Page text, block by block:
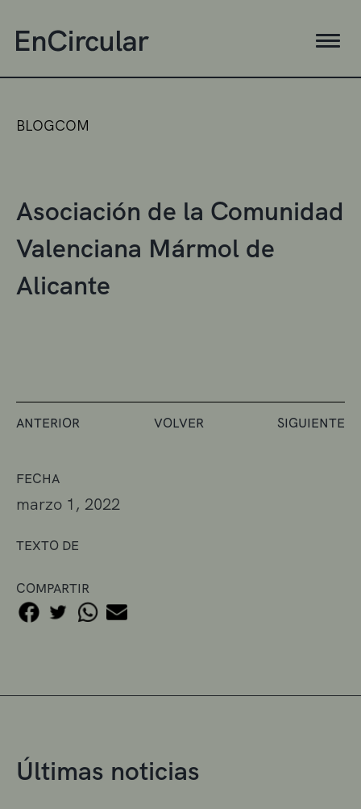
FECHA
marzo 1, 2022
TEXTO DE
COMPARTIR
BLOGCOM
Asociación de la Comunidad
Valenciana Mármol de
Alicante
ANTERIOR VOLVER SIGUIENTE
Últimas noticias